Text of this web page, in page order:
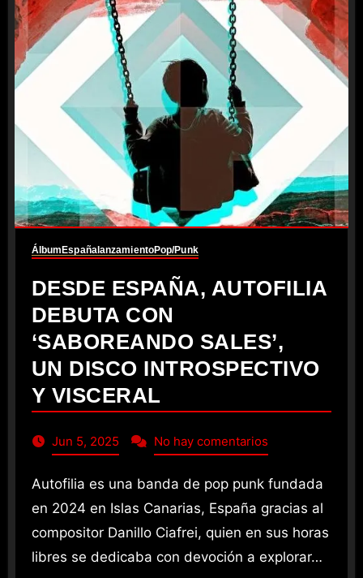
Álbum EspañalanzamientoPop/Punk
DESDE ESPAÑA, AUTOFILIA
DEBUTA CON
‘SABOREANDO SALES’,
UN DISCO INTROSPECTIVO
Y VISCERAL
Jun 5, 2025 No hay comentarios
Autofilia es una banda de pop punk fundada
en 2024 en Islas Canarias, España gracias al
compositor Danillo Ciafrei, quien en sus horas
libres se dedicaba con devoción a explorar…